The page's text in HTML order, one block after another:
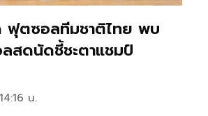
ฟุตซอลทีมชาติไทย พบ
สดนัดชี้ชะตาแชมป์
น.